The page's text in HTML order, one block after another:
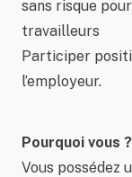
sans risque
travailleurs
Participer
l’employeur.
Pourquoi vous ?
Vous possédez